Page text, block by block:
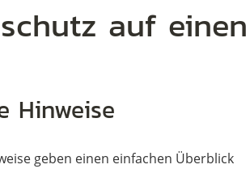
auf einen
Hinweise
geben einen einfachen Überblick